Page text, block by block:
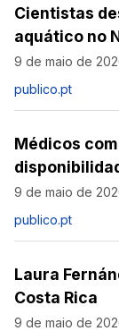
Cientistas
aquático no
9 de maio de
publico.pt
Médicos
9 de maio de
publico.pt
Laura
Costa Rica
9 de maio de